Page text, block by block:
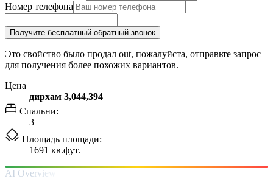
Номер телефона
Получите бесплатный обратный звонок
Это свойство было продал out, пожалуйста, отправьте запрос
для получения более похожих вариантов.
Цена
дирхам 3,044,394
Спальни:
3
Площадь площади:
1691 кв.фут.
AI Overview